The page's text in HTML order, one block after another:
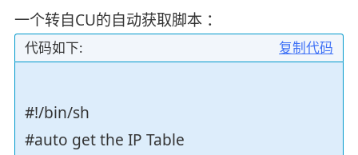
一个转自CU的自动获取脚本 ：
复制代码
代码如下:
#!/bin/sh
#auto get the IP Table